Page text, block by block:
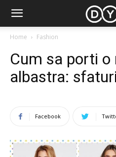
Home Fashion
Cum sa porti o
albastra:
Facebook